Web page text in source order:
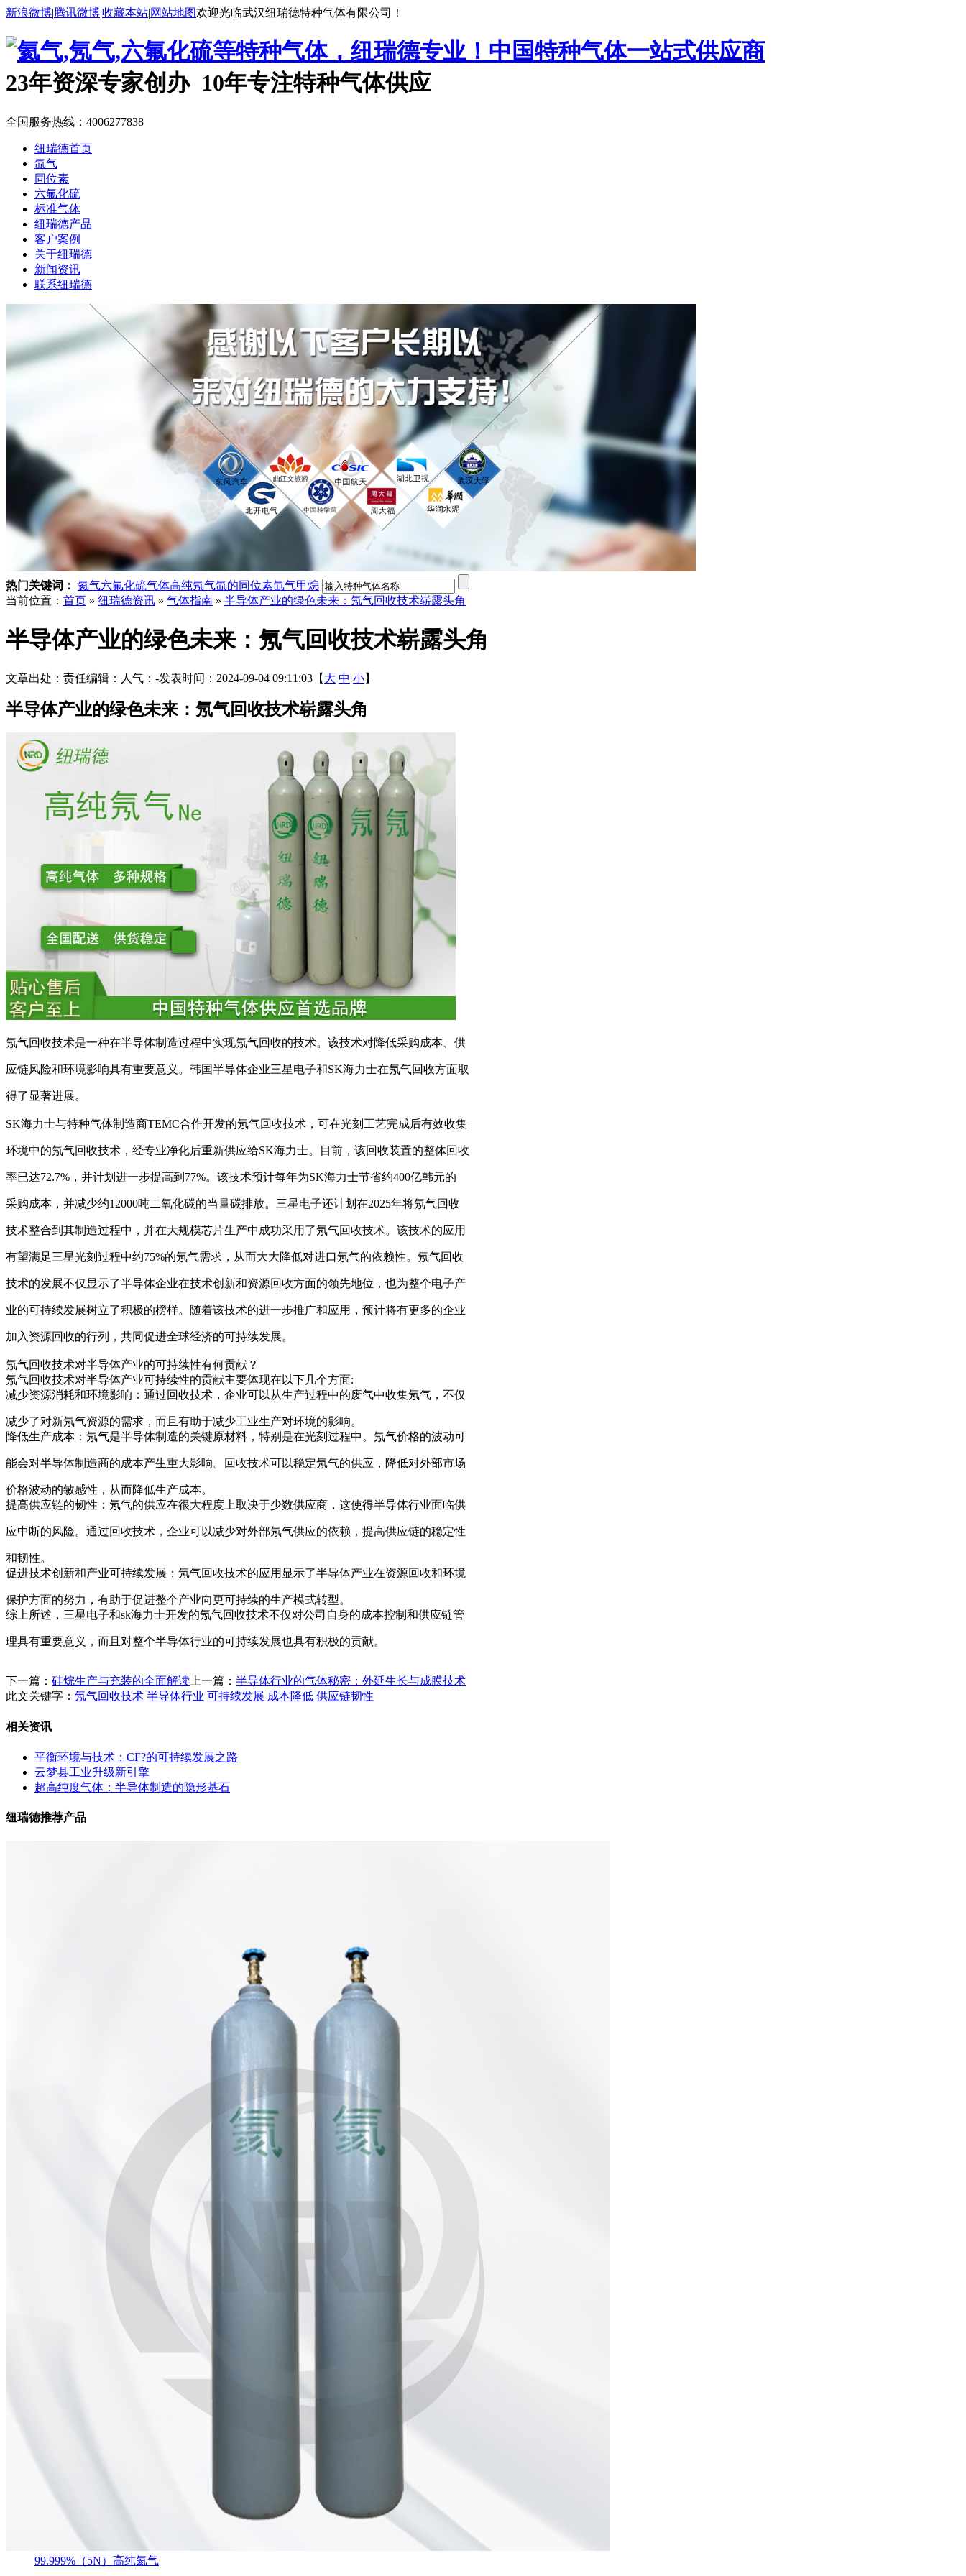
新浪微博|腾讯微博|收藏本站|网站地图欢迎光临武汉纽瑞德特种气体有限公司！
中国特种气体一站式供应商
23年资深专家创办 10年专注特种气体供应
全国服务热线： 4006277838
纽瑞德首页
氙气
同位素
六氟化硫
标准气体
纽瑞德产品
客户案例
关于纽瑞德
新闻资讯
联系纽瑞德
热门关键词： 氦气六氟化硫气体高纯氖气氙的同位素氙气甲烷
当前位置： 首页 » 纽瑞德资讯 » 气体指南 » 半导体产业的绿色未来：氖气回收技术崭露头角
半导体产业的绿色未来：氖气回收技术崭露头角
文章出处： 责任编辑： 人气： -发表时间：2024-09-04 09:11:03【 大 中 小】
半导体产业的绿色未来：氖气回收技术崭露头角
氖气回收技术是一种在半导体制造过程中实现氖气回收的技术。该技术对降低采购成本、供
应链风险和环境影响具有重要意义。韩国半导体企业三星电子和SK海力士在氖气回收方面取
得了显著进展。
SK海力士与特种气体制造商TEMC合作开发的氖气回收技术，可在光刻工艺完成后有效收集
环境中的氖气回收技术，经专业净化后重新供应给SK海力士。目前，该回收装置的整体回收
率已达72.7%，并计划进一步提高到77%。该技术预计每年为SK海力士节省约400亿韩元的
采购成本，并减少约12000吨二氧化碳的当量碳排放。三星电子还计划在2025年将氖气回收
技术整合到其制造过程中，并在大规模芯片生产中成功采用了氖气回收技术。该技术的应用
有望满足三星光刻过程中约75%的氖气需求，从而大大降低对进口氖气的依赖性。氖气回收
技术的发展不仅显示了半导体企业在技术创新和资源回收方面的领先地位，也为整个电子产
业的可持续发展树立了积极的榜样。随着该技术的进一步推广和应用，预计将有更多的企业
加入资源回收的行列，共同促进全球经济的可持续发展。
氖气回收技术对半导体产业的可持续性有何贡献？
氖气回收技术对半导体产业可持续性的贡献主要体现在以下几个方面:
减少资源消耗和环境影响：通过回收技术，企业可以从生产过程中的废气中收集氖气，不仅
减少了对新氖气资源的需求，而且有助于减少工业生产对环境的影响。
降低生产成本：氖气是半导体制造的关键原材料，特别是在光刻过程中。氖气价格的波动可
能会对半导体制造商的成本产生重大影响。回收技术可以稳定氖气的供应，降低对外部市场
价格波动的敏感性，从而降低生产成本。
提高供应链的韧性：氖气的供应在很大程度上取决于少数供应商，这使得半导体行业面临供
应中断的风险。通过回收技术，企业可以减少对外部氖气供应的依赖，提高供应链的稳定性
和韧性。
促进技术创新和产业可持续发展：氖气回收技术的应用显示了半导体产业在资源回收和环境
保护方面的努力，有助于促进整个产业向更可持续的生产模式转型。
综上所述，三星电子和sk海力士开发的氖气回收技术不仅对公司自身的成本控制和供应链管
理具有重要意义，而且对整个半导体行业的可持续发展也具有积极的贡献。
下一篇： 硅烷生产与充装的全面解读 上一篇： 半导体行业的气体秘密：外延生长与成膜技术
此文关键字： 氖气回收技术 半导体行业 可持续发展 成本降低 供应链韧性
相关资讯
平衡环境与技术：CF?的可持续发展之路
云梦县工业升级新引擎
超高纯度气体：半导体制造的隐形基石
纽瑞德推荐产品
99.999%（5N）高纯氦气